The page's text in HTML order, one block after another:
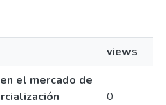
views
el mercado de
0